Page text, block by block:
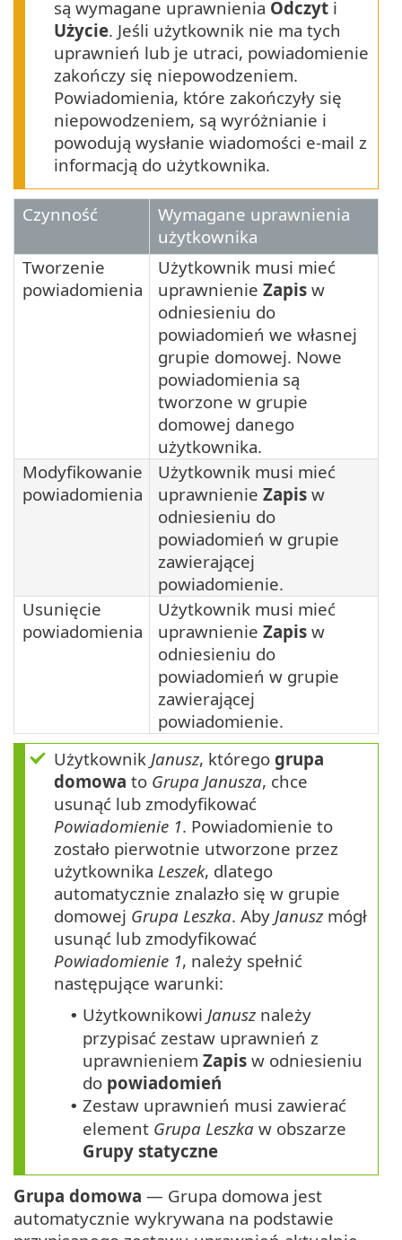
są wymagane uprawnienia Odczyt i
Użycie. Jeśli użytkownik nie ma tych
uprawnień lub je utraci, powiadomienie
zakończy się niepowodzeniem.
Powiadomienia, które zakończyły się
niepowodzeniem, są wyróżnianie i
powodują wysłanie wiadomości e-mail z
informacją do użytkownika.
Czynność
Wymagane uprawnienia
użytkownika
Tworzenie
powiadomienia
Użytkownik musi mieć
uprawnienie Zapis w
odniesieniu do
powiadomień we własnej
grupie domowej. Nowe
powiadomienia są
tworzone w grupie
domowej danego
użytkownika.
Modyfikowanie
powiadomienia
Użytkownik musi mieć
uprawnienie Zapis w
odniesieniu do
powiadomień w grupie
zawierającej
powiadomienie.
Usunięcie
powiadomienia
Użytkownik musi mieć
uprawnienie Zapis w
odniesieniu do
powiadomień w grupie
zawierającej
powiadomienie.
Użytkownik Janusz, którego grupa
domowa to Grupa Janusza, chce
usunąć lub zmodyfikować
Powiadomienie 1. Powiadomienie to
zostało pierwotnie utworzone przez
użytkownika Leszek, dlatego
automatycznie znalazło się w grupie
domowej Grupa Leszka. Aby Janusz mógł
usunąć lub zmodyfikować
Powiadomienie 1, należy spełnić
następujące warunki:
• Użytkownikowi Janusz należy
przypisać zestaw uprawnień z
uprawnieniem Zapis w odniesieniu
do powiadomień
• Zestaw uprawnień musi zawierać
element Grupa Leszka w obszarze
Grupy statyczne
Grupa domowa — Grupa domowa jest
automatycznie wykrywana na podstawie